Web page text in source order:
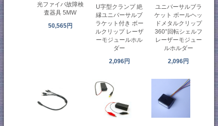
光ファイバ故障検
査器具 5MW
50,565円
U字型クランプ 絶
縁ユニバーサルブ
ラケット付き ボー
ルクリップ レーザ
ーモジュールホル
ダー
2,096円
ユニバーサルブラ
ケット ボールヘッ
ドメタルクリップ
360°回転シェルフ
レーザーモジュー
ルホルダー
2,096円